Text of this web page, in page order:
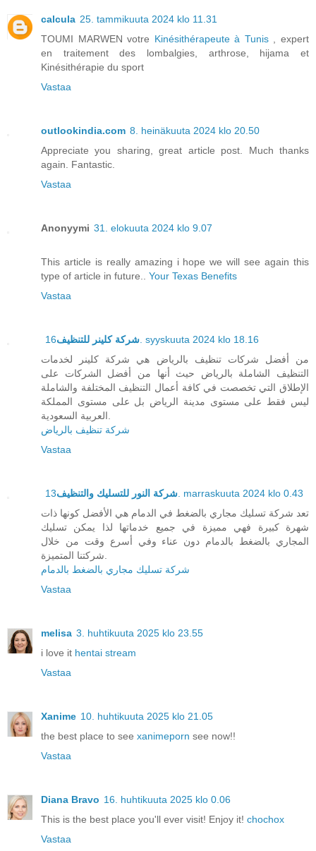
calcula 25. tammikuuta 2024 klo 11.31
TOUMI MARWEN votre Kinésithérapeute à Tunis, expert
en traitement des lombalgies, arthrose, hijama et
Kinésithérapie du sport
Vastaa
outlookindia.com 8. heinäkuuta 2024 klo 20.50
Appreciate you sharing, great article post. Much thanks
again. Fantastic.
Vastaa
Anonyymi 31. elokuuta 2024 klo 9.07
This article is really amazing i hope we will see again this
type of article in future.. Your Texas Benefits
Vastaa
شركة كلينر للتنظيف 16. syyskuuta 2024 klo 18.16
من أفضل شركات تنظيف بالرياض هي شركة كلينر لخدمات
التنظيف الشاملة بالرياض حيث أنها من أفضل الشركات على
الإطلاق التي تخصصت في كافة أعمال التنظيف المختلفة والشاملة
ليس فقط على مستوى مدينة الرياض بل على مستوى المملكة
شركة تنظيف بالرياض
Vastaa
شركة النور للتسليك والتنظيف 13. marraskuuta 2024 klo 0.43
تعد شركة تسليك مجاري بالضغط في الدمام هي الأفضل كونها ذات
شهرة كبيرة فهي مميزة في جميع خدماتها لذا يمكن تسليك
المجاري بالضغط بالدمام دون عناء وفي أسرع وقت من خلال
شركة تسليك مجاري بالضغط بالدمام
Vastaa
melisa 3. huhtikuuta 2025 klo 23.55
i love it hentai stream
Vastaa
Xanime 10. huhtikuuta 2025 klo 21.05
the best place to see xanimeporn see now!!
Vastaa
Diana Bravo 16. huhtikuuta 2025 klo 0.06
This is the best place you'll ever visit! Enjoy it! chochox
Vastaa